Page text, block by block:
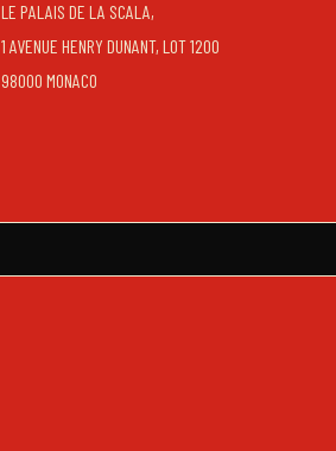
LE PALAIS DE LA SCALA,
1 AVENUE HENRY DUNANT, LOT 1200
98000 MONACO